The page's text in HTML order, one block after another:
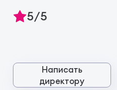
5/5
Написать
директору